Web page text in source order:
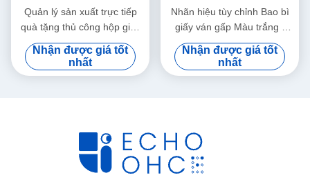
Quản lý sản xuất trực tiếp
quà tặng thủ công hộp giấy
hộp quà sinh nhật hộp mỹ
phẩm bao bì hộp giấy
Nhận được giá tốt
nhất
Nhãn hiệu tùy chỉnh Bao bì
giấy ván gấp Màu trắng /
Đen / Vàng hồng Hộp quà từ
tính sang trọng với nắp ruy
băng
Nhận được giá tốt
nhất